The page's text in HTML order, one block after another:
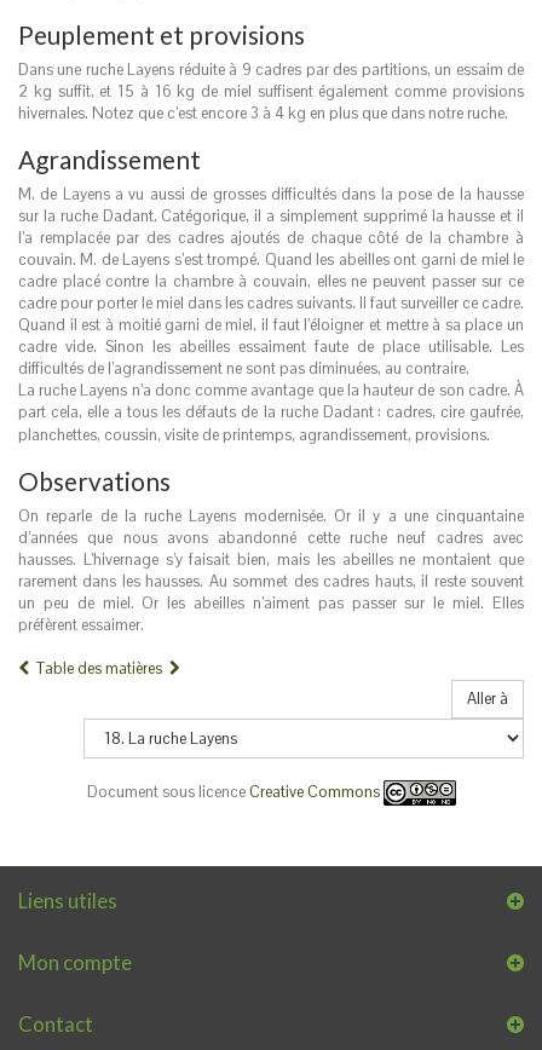
Peuplement et provisions
Dans une ruche Layens réduite à 9 cadres par des partitions, un essaim de
2 kg suffit, et 15 à 16 kg de miel suffisent également comme provisions
hivernales. Notez que c’est encore 3 à 4 kg en plus que dans notre ruche.
Agrandissement
M. de Layens a vu aussi de grosses difficultés dans la pose de la hausse
sur la ruche Dadant. Catégorique, il a simplement supprimé la hausse et il
l’a remplacée par des cadres ajoutés de chaque côté de la chambre à
couvain. M. de Layens s’est trompé. Quand les abeilles ont garni de miel le
cadre placé contre la chambre à couvain, elles ne peuvent passer sur ce
cadre pour porter le miel dans les cadres suivants. Il faut surveiller ce cadre.
Quand il est à moitié garni de miel, il faut l’éloigner et mettre à sa place un
cadre vide. Sinon les abeilles essaiment faute de place utilisable. Les
difficultés de l’agrandissement ne sont pas diminuées, au contraire.
La ruche Layens n’a donc comme avantage que la hauteur de son cadre. À
part cela, elle a tous les défauts de la ruche Dadant : cadres, cire gaufrée,
planchettes, coussin, visite de printemps, agrandissement, provisions.
Observations
On reparle de la ruche Layens modernisée. Or il y a une cinquantaine
d’années que nous avons abandonné cette ruche neuf cadres avec
hausses. L’hivernage s’y faisait bien, mais les abeilles ne montaient que
rarement dans les hausses. Au sommet des cadres hauts, il reste souvent
un peu de miel. Or les abeilles n’aiment pas passer sur le miel. Elles
préfèrent essaimer.
Table des matières
Aller à
Document sous licenceCreative Commons
Liens utiles
Mon compte
Contact